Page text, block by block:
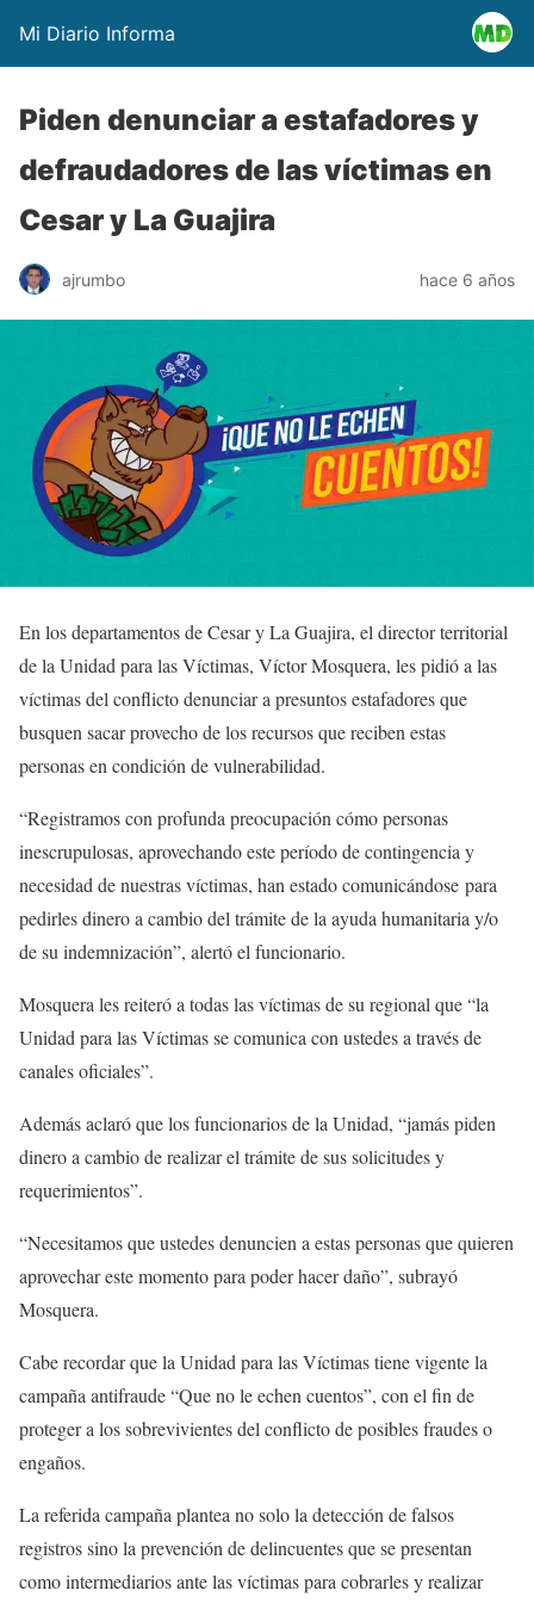
Mi Diario Informa
Piden denunciar a estafadores y
defraudadores de las víctimas en
Cesar y La Guajira
ajrumbo hace 6 años
En los departamentos de Cesar y La Guajira, el director territorial
de la Unidad para las Víctimas, Víctor Mosquera, les pidió a las
víctimas del conflicto denunciar a presuntos estafadores que
busquen sacar provecho de los recursos que reciben estas
personas en condición de vulnerabilidad.
“Registramos con profunda preocupación cómo personas
inescrupulosas, aprovechando este período de contingencia y
necesidad de nuestras víctimas, han estado comunicándose para
pedirles dinero a cambio del trámite de la ayuda humanitaria y/o
de su indemnización”, alertó el funcionario.
Mosquera les reiteró a todas las víctimas de su regional que “la
Unidad para las Víctimas se comunica con ustedes a través de
canales oficiales”.
Además aclaró que los funcionarios de la Unidad, “jamás piden
dinero a cambio de realizar el trámite de sus solicitudes y
requerimientos”.
“Necesitamos que ustedes denuncien a estas personas que quieren
aprovechar este momento para poder hacer daño”, subrayó
Mosquera.
Cabe recordar que la Unidad para las Víctimas tiene vigente la
campaña antifraude “Que no le echen cuentos”, con el fin de
proteger a los sobrevivientes del conflicto de posibles fraudes o
engaños.
La referida campaña plantea no solo la detección de falsos
registros sino la prevención de delincuentes que se presentan
como intermediarios ante las víctimas para cobrarles y realizar